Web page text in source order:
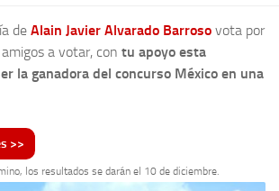
de Alain Javier Alvarado Barroso vota por
a votar, con tu apoyo esta
la ganadora del concurso México en una
los resultados se darán el 10 de diciembre.